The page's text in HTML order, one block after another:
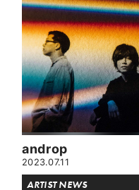
androp
2023.07.11
ARTIST NEWS